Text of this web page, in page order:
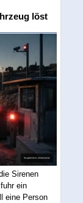
löst
Sirenen
ein
eine Person